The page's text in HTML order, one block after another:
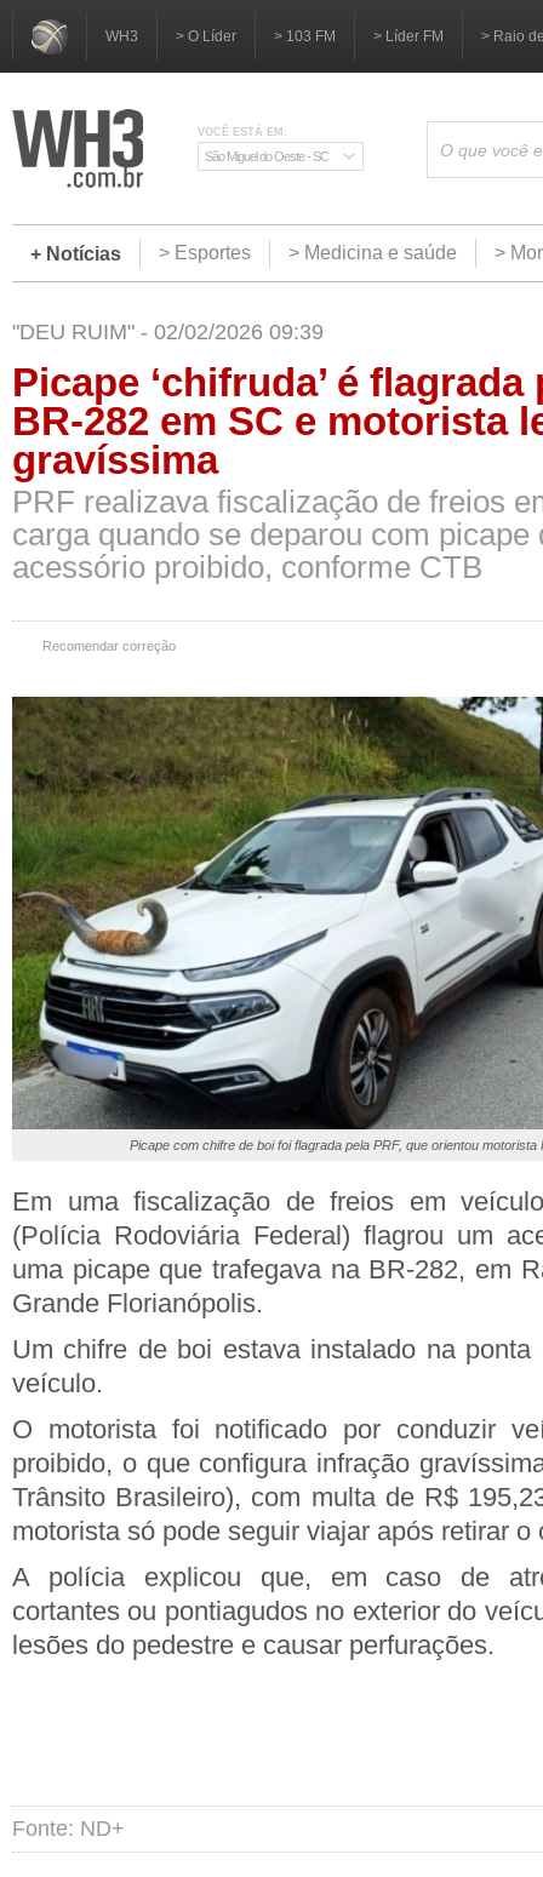
WH3 > O Líder > 103 FM > Líder FM > Raio
VOCÊ ESTÁ EM:
São Miguel do Oeste - SC
+ Notícias > Esportes > Medicina e saúde >
"DEU RUIM" - 02/02/2026 09:39
Picape ‘chifruda’ é flagrada
BR-282 em SC e motorista
gravíssima
PRF realizava fiscalização de freios
carga quando se deparou com picape
acessório proibido, conforme CTB
Recomendar correção
Picape com chifre de boi foi flagrada pela PRF, que orientou
Em uma fiscalização de freios em
(Polícia Rodoviária Federal) flagrou um
uma picape que trafegava na BR-282, em
Grande Florianópolis.
Um chifre de boi estava instalado na
veículo.
O motorista foi notificado por conduzir
proibido, o que configura infração
Trânsito Brasileiro), com multa de R$
motorista só pode seguir viajar após retirar o
A polícia explicou que, em caso de
cortantes ou pontiagudos no exterior do
lesões do pedestre e causar perfurações.
Fonte: ND+